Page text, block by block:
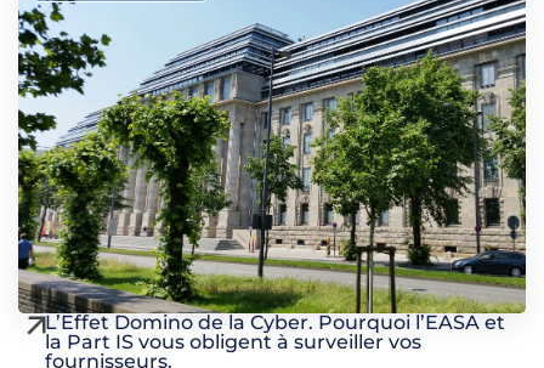
L’Effet Domino de la Cyber. Pourquoi l’EASA et
la Part IS vous obligent à surveiller vos
fournisseurs.